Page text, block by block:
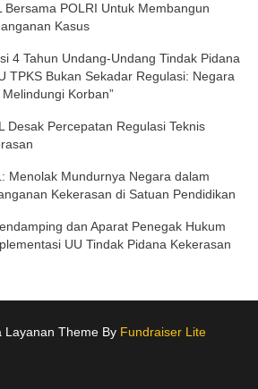
Bersama POLRI Untuk Membangun
Kasus
4 Tahun Undang-Undang Tindak Pidana
TPKS Bukan Sekadar Regulasi: Negara
Korban”
Desak Percepatan Regulasi Teknis
Menolak Mundurnya Negara dalam
Kekerasan di Satuan Pendidikan
dan Aparat Penegak Hukum
UU Tindak Pidana Kekerasan
Layanan Theme By Fundraiser Lite